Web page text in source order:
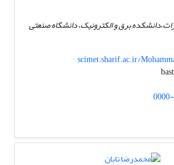
برق و الکترونیک، دانشگاه صنعتی
scimet.sharif.ac.ir/